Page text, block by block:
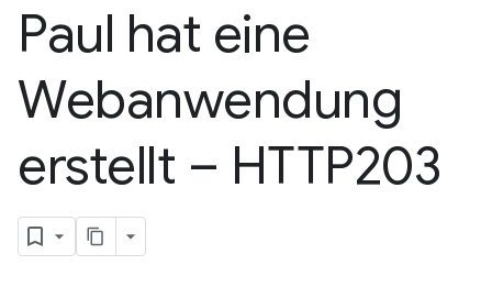
Paul hat eine
Webanwendung
erstellt – HTTP203